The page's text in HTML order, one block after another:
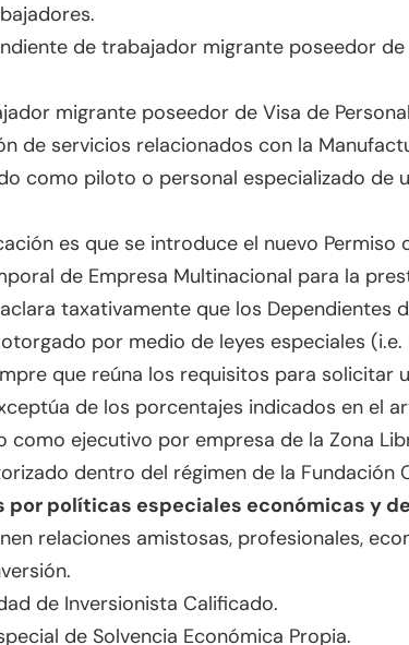
de trabajador migrante poseedor
migrante poseedor de Visa de
de servicios relacionados con la
como piloto o personal especializado de
es que se introduce el nuevo
de Empresa Multinacional para la
taxativamente que los Dependientes
por medio de leyes especiales (i.e.
que reúna los requisitos para solicitar
de los porcentajes indicados en el
ejecutivo por empresa de la Zona
dentro del régimen de la Fundación
por políticas especiales económicas y
relaciones amistosas, profesionales,
de Inversionista Calificado.
de Solvencia Económica Propia.